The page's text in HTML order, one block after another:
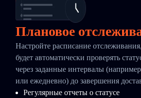
Плановое
Настройте расписание
будет автоматически проверять
через заданные интервалы
или ежедневно) до завершения
Регулярные отчеты о статусе